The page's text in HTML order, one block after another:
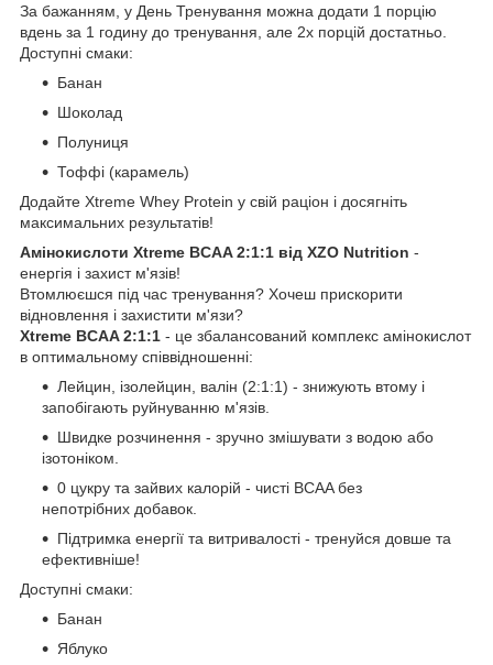
За бажанням, у День Тренування можна додати 1 порцію
вдень за 1 годину до тренування, але 2х порцій достатньо.
Доступні смаки:
Банан
Шоколад
Полуниця
Тоффі (карамель)
Додайте Xtreme Whey Protein у свій раціон і досягніть
максимальних результатів!
Амінокислоти Xtreme BCAA 2:1:1 від XZO Nutrition -
енергія і захист м'язів!
Втомлюєшся під час тренування? Хочеш прискорити
відновлення і захистити м'язи?
Xtreme BCAA 2:1:1 - це збалансований комплекс амінокислот
в оптимальному співвідношенні:
Лейцин, ізолейцин, валін (2:1:1) - знижують втому і
запобігають руйнуванню м'язів.
Швидке розчинення - зручно змішувати з водою або
ізотоніком.
0 цукру та зайвих калорій - чисті BCAA без
непотрібних добавок.
Підтримка енергії та витривалості - тренуйся довше та
ефективніше!
Доступні смаки:
Банан
Яблуко